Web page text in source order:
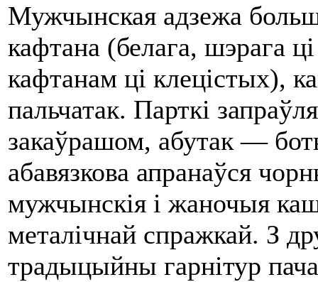
Мужчынская адзежа больш
кафтана (белага, шэрага
кафтанам ці клецістых),
пальчатак. Парткі
закаўрашом, абутак —
абавязкова апранаўся
мужчынскія і жаночыя
металічнай спражкай. З
традыцыйны гарнітур